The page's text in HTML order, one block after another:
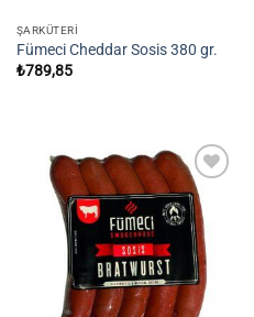
ŞARKÜTERI
Fümeci Cheddar Sosis 380 gr.
₺789,85
Add to
wishlist